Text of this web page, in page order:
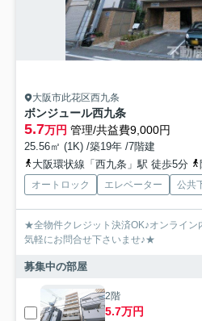
大阪市此花区西九条
ボンジュール西九条
5.7万円 管理/共益費9,000円
25.56㎡ (1K) /築19年 /7階建
大阪環状線「西九条」駅 徒歩5分
オートロック エレベーター 公共
★全物件クレジット決済OK♪オンライン
気軽にお問合せ下さいませ♪★
募集中の部屋
2階
5.7万円